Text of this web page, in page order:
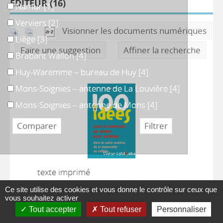
ÉDITEUR (16)
Visionner les documents numériques
Faire une suggestion
Affiner la recherche
texte imprimé
100 idées pour
accompagner un enfant
avec autisme : dans un
Namur
Namur[1]
Verviers
Verviers [2]
Liège
Liège [3]
Brabant Wallon
Brabant Wallon[4]
Huy-Waremme – bureau de Huy
Huy-Waremme – bureau de Huy [4]
Mons-Soignies – antenne de La Louvière
Mons-Soignies – antenne de La Louvière [4]
Mons-Soignies – antenne de Mons
Mons-Soignies – antenne de Mons [4]
Ce site utilise des cookies et vous donne le contrôle sur ceux que
vous souhaitez activer
Tout accepter
Tout refuser Personnaliser